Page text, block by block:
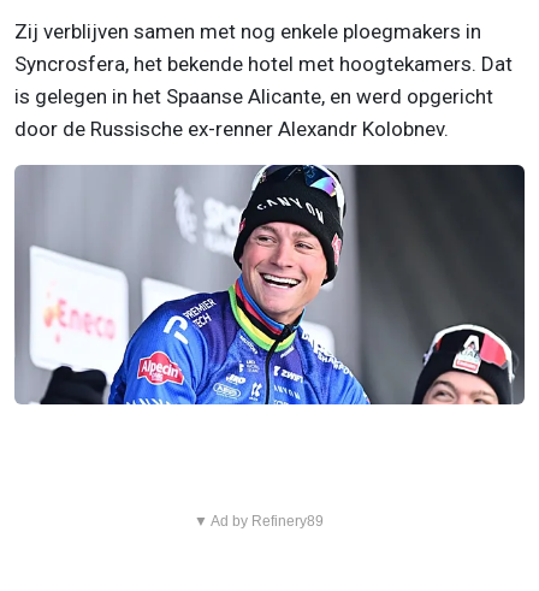
Zij verblijven samen met nog enkele ploegmakers in
Syncrosfera, het bekende hotel met hoogtekamers. Dat
is gelegen in het Spaanse Alicante, en werd opgericht
door de Russische ex-renner Alexandr Kolobnev.
▼ Ad by Refinery89